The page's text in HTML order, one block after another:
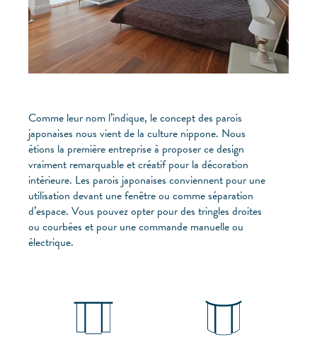
Comme leur nom l’indique, le concept des parois
japonaises nous vient de la culture nippone. Nous
étions la première entreprise à proposer ce design
vraiment remarquable et créatif pour la décoration
intérieure. Les parois japonaises conviennent pour une
utilisation devant une fenêtre ou comme séparation
d’espace. Vous pouvez opter pour des tringles droites
ou courbées et pour une commande manuelle ou
électrique.